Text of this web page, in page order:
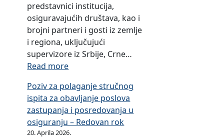
predstavnici institucija,
osiguravajućih društava, kao i
brojni partneri i gosti iz zemlje
i regiona, uključujući
supervizore iz Srbije, Crne…
Read more:
b
i
l
j
e
Poziv za polaganje stručnog
ispita za obavljanje poslova
zastupanja i posredovanja u
osiguranju – Redovan rok
20. Aprila 2026.